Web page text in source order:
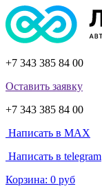
+7 343 385 84 00
Оставить заявку
+7 343 385 84 00
Написать в MAX
Написать в telegram
Корзина: 0 руб